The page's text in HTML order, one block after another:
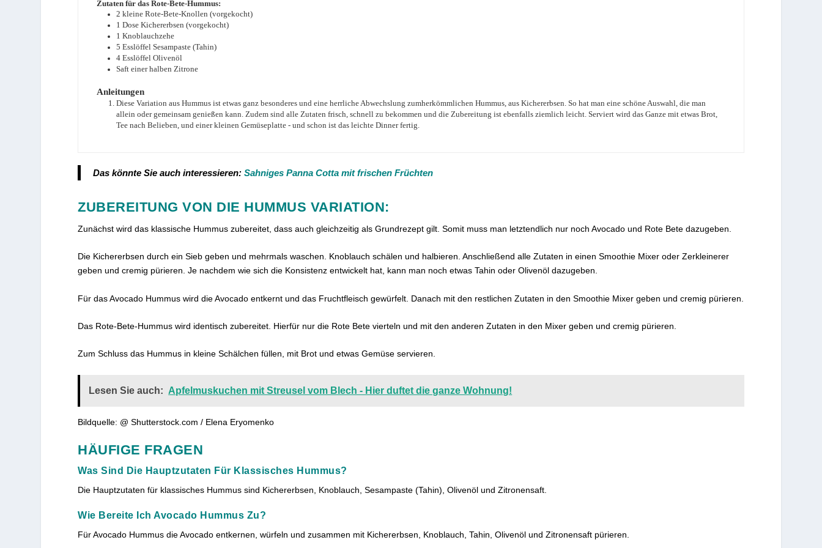
Zutaten für das Rote-Bete-Hummus:
2 kleine Rote-Bete-Knollen (vorgekocht)
1 Dose Kichererbsen (vorgekocht)
1 Knoblauchzehe
5 Esslöffel Sesampaste (Tahin)
4 Esslöffel Olivenöl
Saft einer halben Zitrone
Anleitungen
Diese Variation aus Hummus ist etwas ganz besonderes und eine herrliche Abwechslung zumherkömmlichen Hummus, aus Kichererbsen. So hat man eine schöne Auswahl, die man
allein oder gemeinsam genießen kann. Zudem sind alle Zutaten frisch, schnell zu bekommen und die Zubereitung ist ebenfalls ziemlich leicht. Serviert wird das Ganze mit etwas Brot,
Tee nach Belieben, und einer kleinen Gemüseplatte - und schon ist das leichte Dinner fertig.
Das könnte Sie auch interessieren:Sahniges Panna Cotta mit frischen Früchten
ZUBEREITUNG VON DIE HUMMUS VARIATION:
Zunächst wird das klassische Hummus zubereitet, dass auch gleichzeitig als Grundrezept gilt. Somit muss man letztendlich nur noch Avocado und Rote Bete dazugeben.
Die Kichererbsen durch ein Sieb geben und mehrmals waschen. Knoblauch schälen und halbieren. Anschließend alle Zutaten in einen Smoothie Mixer oder Zerkleinerer
geben und cremig pürieren. Je nachdem wie sich die Konsistenz entwickelt hat, kann man noch etwas Tahin oder Olivenöl dazugeben.
Für das Avocado Hummus wird die Avocado entkernt und das Fruchtfleisch gewürfelt. Danach mit den restlichen Zutaten in den Smoothie Mixer geben und cremig pürieren.
Das Rote-Bete-Hummus wird identisch zubereitet. Hierfür nur die Rote Bete vierteln und mit den anderen Zutaten in den Mixer geben und cremig pürieren.
Zum Schluss das Hummus in kleine Schälchen füllen, mit Brot und etwas Gemüse servieren.
Lesen Sie auch: Apfelmuskuchen mit Streusel vom Blech - Hier duftet die ganze Wohnung!
Bildquelle: @ Shutterstock.com / Elena Eryomenko
HÄUFIGE FRAGEN
Was Sind Die Hauptzutaten Für Klassisches Hummus?
Die Hauptzutaten für klassisches Hummus sind Kichererbsen, Knoblauch, Sesampaste (Tahin), Olivenöl und Zitronensaft.
Wie Bereite Ich Avocado Hummus Zu?
Für Avocado Hummus die Avocado entkernen, würfeln und zusammen mit Kichererbsen, Knoblauch, Tahin, Olivenöl und Zitronensaft pürieren.